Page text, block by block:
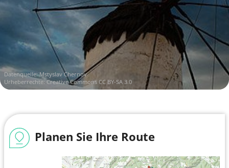
Datenquelle:Mstyslav Chernov
Urheberrechte: Creative Commons CC BY-SA 3.0
Planen Sie Ihre Route